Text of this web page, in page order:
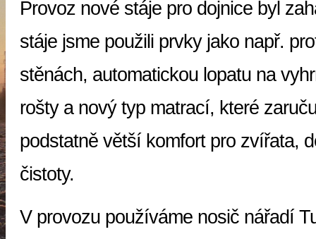
Provoz nové stáje pro dojnice byl
stáje jsme použili prvky jako např.
stěnách, automatickou lopatu na
rošty a nový typ matrací, které
podstatně větší komfort pro zvířata,
čistoty.
V provozu používáme nosič nářadí